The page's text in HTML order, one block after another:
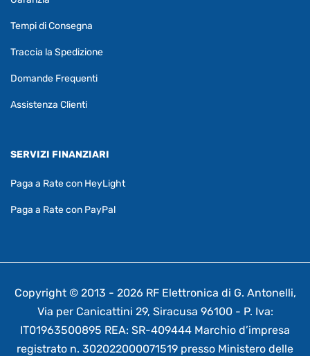
Tempi di Consegna
Traccia la Spedizione
Domande Frequenti
Assistenza Clienti
SERVIZI FINANZIARI
Paga a Rate con HeyLight
Paga a Rate con PayPal
Copyright © 2013 - 2026 RF Elettronica di G. Antonelli,
Via per Canicattini 29, Siracusa 96100 - P. Iva:
IT01963500895 REA: SR-409444 Marchio d’impresa
registrato n. 302022000071519 presso Ministero delle